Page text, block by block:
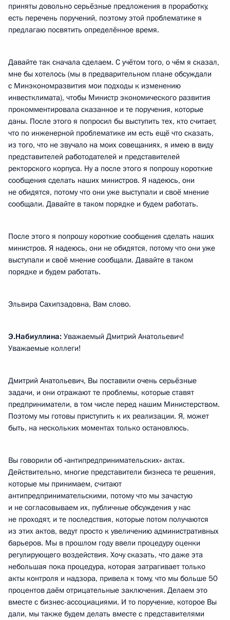
приняты довольно серьёзные предложения в проработку,
есть перечень поручений, поэтому этой проблематике я
предлагаю посвятить определённое время.
Давайте так сначала сделаем. С учётом того, о чём я сказал,
мне бы хотелось (мы в предварительном плане обсуждали
с Минэкономразвития мои подходы к изменению
инвестклимата), чтобы Министр экономического развития
прокомментировала сказанное и те поручения, которые
даны. После этого я попросил бы выступить тех, кто считает,
что по инженерной проблематике им есть ещё что сказать,
из того, что не звучало на моих совещаниях, я имею в виду
представителей работодателей и представителей
ректорского корпуса. Ну а после этого я попрошу короткие
сообщения сделать наших министров. Я надеюсь, они
не обидятся, потому что они уже выступали и своё мнение
сообщали. Давайте в таком порядке и будем работать.
После этого я попрошу короткие сообщения сделать наших
министров. Я надеюсь, они не обидятся, потому что они уже
выступали и своё мнение сообщали. Давайте в таком
порядке и будем работать.
Эльвира Сахипзадовна, Вам слово.
Э.Набиуллина: Уважаемый Дмитрий Анатольевич!
Уважаемые коллеги!
Дмитрий Анатольевич, Вы поставили очень серьёзные
задачи, и они отражают те проблемы, которые ставят
предприниматели, в том числе перед нашим Министерством.
Поэтому мы готовы приступить к их реализации. Я, может
быть, на нескольких моментах только остановлюсь.
Вы говорили об «антипредпринимательских» актах.
Действительно, многие представители бизнеса те решения,
которые мы принимаем, считают
антипредпринимательскими, потому что мы зачастую
и не согласовываем их, публичные обсуждения у нас
не проходят, и те последствия, которые потом получаются
из этих актов, ведут просто к увеличению административных
барьеров. Мы в прошлом году ввели процедуру оценки
регулирующего воздействия. Хочу сказать, что даже эта
небольшая пока процедура, которая затрагивает только
акты контроля и надзора, привела к тому, что мы больше 50
процентов даём отрицательные заключения. Делаем это
вместе с бизнес-ассоциациями. И то поручение, которое Вы
дали, мы также будем делать вместе с представителями